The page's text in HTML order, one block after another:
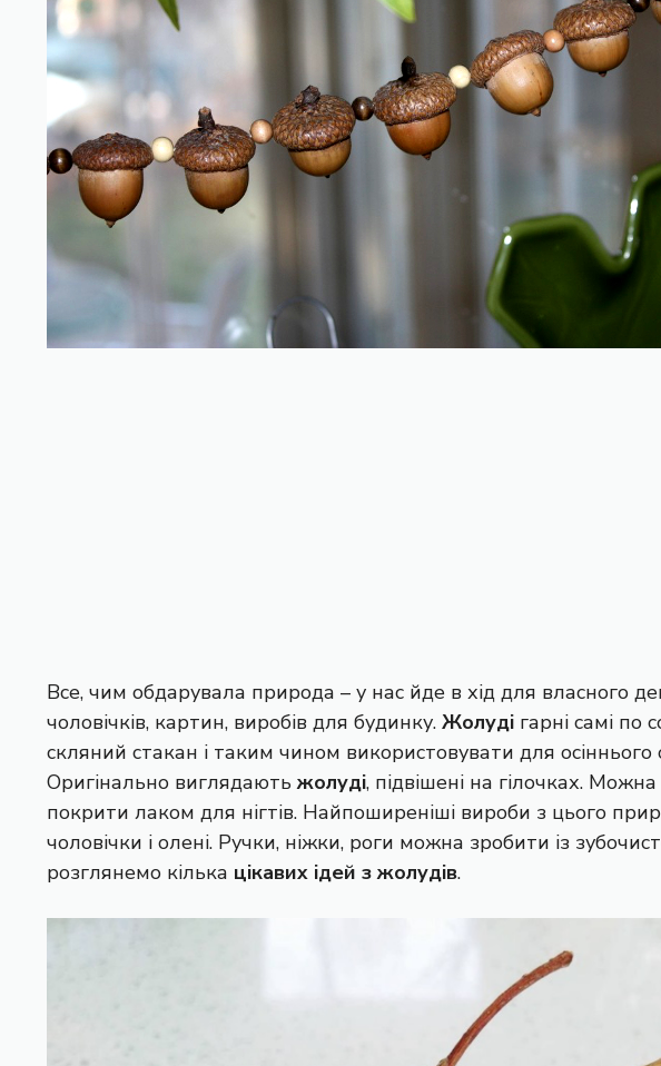
Все, чим обдарувала природа – у нас йде в хід для власного
чоловічків, картин, виробів для будинку. Жолуді гарні самі по
скляний стакан і таким чином використовувати для
Оригінально виглядаютьжолуді, підвішені на гілочках.
покрити лаком для нігтів. Найпоширеніші вироби з цього
чоловічки і олені. Ручки, ніжки, роги можна зробити із
розглянемо кілька цікавих ідей з жолудів.